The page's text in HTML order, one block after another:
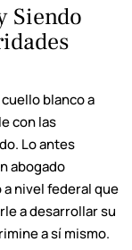
Siendo
blanco a
con las
Lo antes
abogado
nivel federal que
a desarrollar su
a sí mismo.